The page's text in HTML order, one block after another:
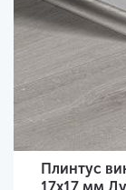
Плинтус